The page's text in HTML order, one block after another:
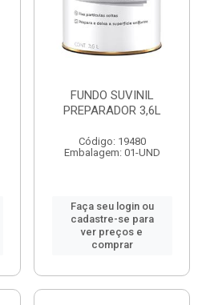
FUNDO SUVINIL
PREPARADOR 3,6L
Código: 19480
Embalagem: 01-UND
Faça seu login ou
cadastre-se para
ver preços e
comprar